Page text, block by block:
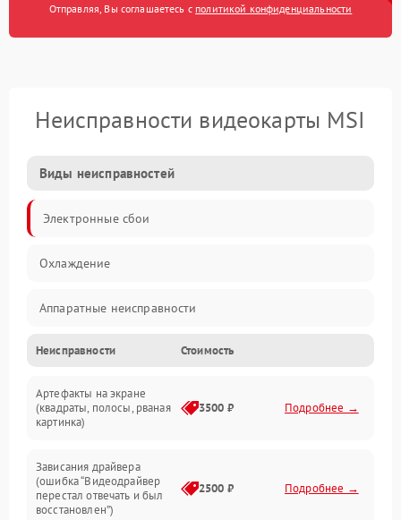
Отправляя, Вы соглашаетесь с политикой конфиденциальности
Неисправности видеокарты MSI
Виды неисправностей
Электронные сбои
Охлаждение
Аппаратные неисправности
Перегрев и термопроблемы
Видео
Интерфейсные и коммуникационные проблемы
Неисправности Стоимость
Артефакты на экране
(квадраты, полосы, рваная
картинка)
3500 ₽ Подробнее →
Зависания драйвера
(ошибка “Видеодрайвер
перестал отвечать и был
восстановлен”)
2500 ₽ Подробнее →